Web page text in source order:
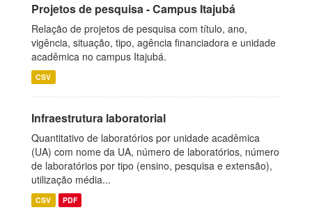
Projetos de pesquisa - Campus Itajubá
Relação de projetos de pesquisa com título, ano,
vigência, situação, tipo, agência financiadora e unidade
acadêmica no campus Itajubá.
CSV
Infraestrutura laboratorial
Quantitativo de laboratórios por unidade acadêmica
(UA) com nome da UA, número de laboratórios, número
de laboratórios por tipo (ensino, pesquisa e extensão),
utilização média...
CSV PDF